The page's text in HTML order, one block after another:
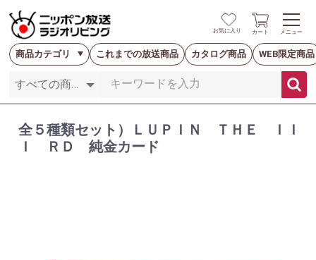
お気に入り カート メニュー
商品カテゴリ これまでの放送商品 カタログ商品 WEB限定商品
全５種類セット）ＬＵＰＩＮ ＴＨＥ ＩＩ
Ｉ ＲＤ 純金カード